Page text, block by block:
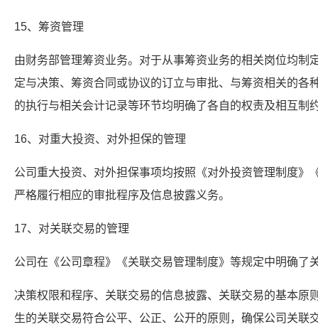
15、筹资管理
由财务部管理筹资业务。对于从事筹资业务的相关岗位均制
定与决策、筹资合同或协议的订立与审批、与筹资相关的各
的执行与相关会计记录等环节均明确了各自的权责及相互制
16、对重大投资、对外担保的管理
公司重大投资、对外担保事项均按照《对外投资管理制度》
严格履行相应的审批程序及信息披露义务。
17、对关联交易的管理
公司在《公司章程》《关联交易管理制度》等规定中明确了
决策权限和程序、关联交易的信息披露、关联交易的基本原
生的关联交易符合公平、公正、公开的原则，确保公司关联